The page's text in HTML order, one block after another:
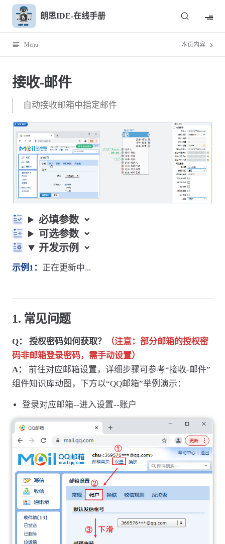
Skip to content朗思IDE-在线手册
Menu 本页内容
接收-邮件
自动接收邮箱中指定邮件
必填参数
可选参数
开发示例
示例1： 正在更新中...
1. 常见问题
Q： 授权密码如何获取？
（注意：部分邮箱的授权密
码非邮箱登录密码，需手动设置）
A：
前往对应邮箱设置，详细步骤可参考“接收-邮件”
组件知识库动图，下方以“QQ邮箱”举例演示：
登录对应邮箱--进入设置--账户